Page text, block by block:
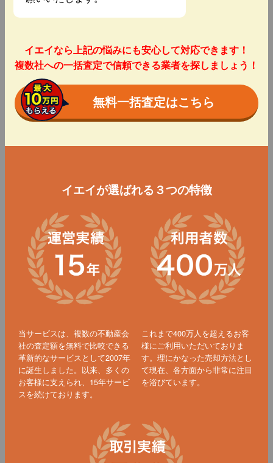
イエイなら上記の悩みにも安心して対応できます！
複数社への一括査定で信頼できる業者を探しましょう！
無料一括査定はこちら
イエイが選ばれる３つの特徴
当サービスは、複数の不動産会
社の査定額を無料で比較できる
革新的なサービスとして2007年
に誕生しました。以来、多くの
お客様に支えられ、15年サービ
スを続けております。
これまで400万人を超えるお客
様にご利用いただいておりま
す。理にかなった売却方法とし
て現在、各方面から非常に注目
を浴びています。